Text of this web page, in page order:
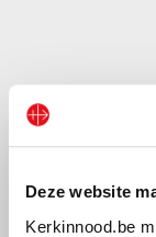
Deze website
Kerkinnood.be